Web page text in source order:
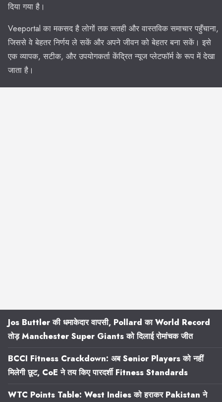
दिया गया है।
Veeportal का मकसद है लोगों तक सतही और वास्तविक समाचार पहुँचाना,
जिससे वे बेहतर निर्णय ले सकें और अपने जीवन को बेहतर बना सकें। इसे
एक व्यापक, सटीक, और उपयोगकर्ता केंद्रित न्यूज प्लेटफॉर्म के रूप में देखा
जाता है।
Jos Buttler की धमाकेदार वापसी, Pollard का World Record
तोड़ Manchester Super Giants को दिलाई रोमांचक जीत
BCCI Fitness Crackdown: अब Senior Players को नहीं
मिलेगी छूट, CoE ने तय किए पारदर्शी Fitness Standards
WTC Points Table: West Indies को हराकर Pakistan ने